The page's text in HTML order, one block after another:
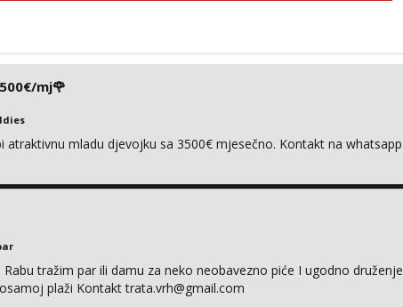
mj🌹
atraktivnu mladu djevojku sa 3500€ mjesečno. Kontakt na whatsapp
tražim par ili damu za neko neobavezno piće I ugodno druženje
plaži Kontakt trata.vrh@gmail.com